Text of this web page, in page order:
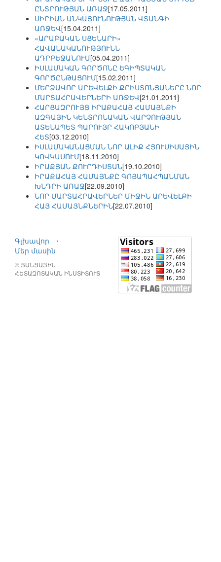
ԸՆՏՐՈՒԹՅԱՆ ԱՌԱՋ[17.05.2011]
ՍԻՐԻԱՆ ԱՆԿԱՅՈՒՆՈՒԹՅԱՆ ՎՏԱՆԳԻ
ԱՌՋԵՎ[15.04.2011]
«ԱՐԱԲԱԿԱՆ ՍՑԵՆԱՐԻ»
ՀԱՎԱՆԱԿԱՆՈՒԹՅՈՒՆՆ
ԱԴՐԲԵՋԱՆՈՒՄ[05.04.2011]
ԻՍԼԱՄԱԿԱՆ ԳՈՐԾՈՆԸ ԵԳԻՊՏԱԿԱՆ
ԳՈՐԾԸՆԹԱՑՈՒՄ[15.02.2011]
ՄԵՐՁԱՎՈՐ ԱՐԵՎԵԼՔԻ ՔՐԻՍՏՈՆՅԱՆԵՐԸ ՆՈՐ
ՄԱՐՏԱՀՐԱՎԵՐՆԵՐԻ ԱՌՋԵՎ[21.01.2011]
ՀԱՐՑԱԶՐՈՒՅՑ ԻՐԱՔԱՀԱՅ ՀԱՄԱՅՆՔԻ
ԱԶԳԱՅԻՆ ԿԵՆՏՐՈՆԱԿԱՆ ՎԱՐՉՈՒԹՅԱՆ
ԱՏԵՆԱՊԵՏ ՊԱՐՈՒՅՐ ՀԱԿՈԲՅԱՆԻ
ՀԵՏ[03.12.2010]
ԻՍԼԱՄԱԿԱՆԱՑՄԱՆ ՆՈՐ ԱԼԻՔ ՀՅՈՒՍԻՍԱՅԻՆ
ԿՈՎԿԱՍՈՒՄ[18.11.2010]
ԻՐԱՔՅԱՆ ՔՈՒՐԴԻՍՏԱՆ[19.10.2010]
ԻՐԱՔԱՀԱՅ ՀԱՄԱՅՆՔԸ ԳՈՅԱՊԱՀՊԱՆՄԱՆ
ԽՆԴՐԻ ԱՌԱՋ[22.09.2010]
ՆՈՐ ՄԱՐՏԱՀՐԱՎԵՐՆԵՐ ՄԻՋԻՆ ԱՐԵՎԵԼՔԻ
ՀԱՅ ՀԱՄԱՅՆՔՆԵՐԻՆ[22.07.2010]
Գլխավոր
⋅
Մեր մասին
© ՑԱՆՑԱՅԻՆ
ՀԵՏԱԶՈՏԱԿԱՆ ԻՆՍՏԻՏՈՒՏ